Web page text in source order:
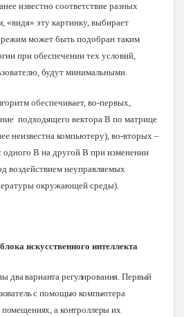
известно соответствие разных
«видя» эту картинку, выбирает
может быть подобран таким
при обеспечении тех условий,
будут минимальными.
обеспечивает, во-первых,
подходящего вектора В по матрице
неизвестна компьютеру), во-вторых –
одного В на другой В при изменении
воздействием неуправляемых
окружающей среды).
искусственного интеллекта
два варианта регулирования. Первый
с помощью компьютера
помещениях, а контроллеры их